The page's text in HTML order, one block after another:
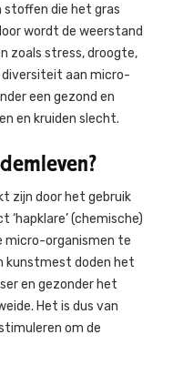
stoffen die het gras
wordt de weerstand
zoals stress, droogte,
diversiteit aan micro-
een gezond en
en kruiden slecht.
zijn door het gebruik
(chemische)
micro-organismen te
kunstmest doden het
en gezonder het
Het is dus van
om de